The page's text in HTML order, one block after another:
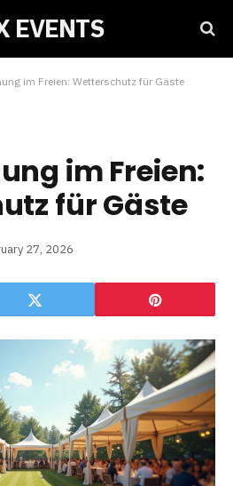
EVENTS
im Freien: Wetterschutz für Gäste
im Freien:
für Gäste
27, 2026